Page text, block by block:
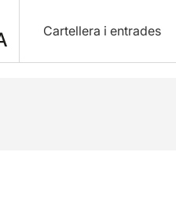
Cartellera i entrades